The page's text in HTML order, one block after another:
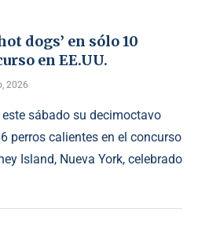
dogs’ en sólo 10
en EE.UU.
2026
sábado su decimoctavo
perros calientes en el concurso
Island, Nueva York, celebrado